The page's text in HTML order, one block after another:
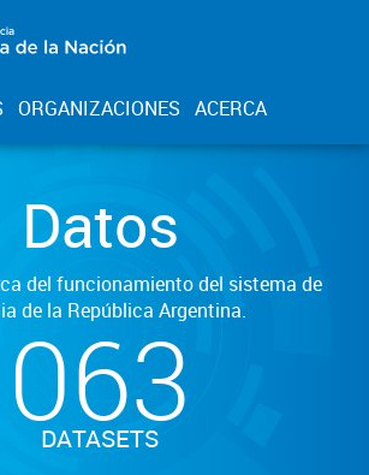
ORGANIZACIONES ACERCA
Datos
del funcionamiento del sistema de
de la República Argentina.
063
DATASETS